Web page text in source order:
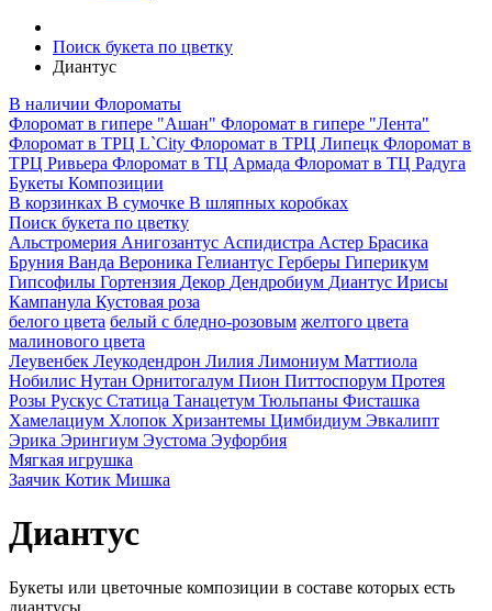
Поиск букета по цветку
Диантус
В наличии Флороматы
Флоромат в гипере "Ашан" Флоромат в гипере "Лента"
Флоромат в ТРЦ L`City Флоромат в ТРЦ Липецк Флоромат в
ТРЦ Ривьера Флоромат в ТЦ Армада Флоромат в ТЦ Радуга
Букеты Композиции
В корзинках В сумочке В шляпных коробках
Поиск букета по цветку
Альстромерия Анигозантус Аспидистра Астер Брасика
Бруния Ванда Вероника Гелиантус Герберы Гиперикум
Гипсофилы Гортензия Декор Дендробиум Диантус Ирисы
Кампанула Кустовая роза
белого цвета белый с бледно-розовым желтого цвета
малинового цвета
Леувенбек Леукодендрон Лилия Лимониум Маттиола
Нобилис Нутан Орнитогалум Пион Питтоспорум Протея
Розы Рускус Статица Танацетум Тюльпаны Фисташка
Хамелациум Хлопок Хризантемы Цимбидиум Эвкалипт
Эрика Эрингиум Эустома Эуфорбия
Мягкая игрушка
Заячик Котик Мишка
Диантус
Букеты или цветочные композиции в составе которых есть
диантусы